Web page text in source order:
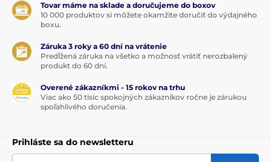
Tovar máme na sklade a doručujeme do boxov
10 000 produktov si môžete okamžite doručiť do výdajného
boxu.
Záruka 3 roky a 60 dní na vrátenie
Predĺžená záruka na všetko a možnosť vrátiť nerozbalený
produkt do 60 dní.
Overené zákazníkmi - 15 rokov na trhu
Viac ako 50 tisíc spokojných zákazníkov ročne je zárukou
spoľahlivého doručenia.
Prihláste sa do newsletteru